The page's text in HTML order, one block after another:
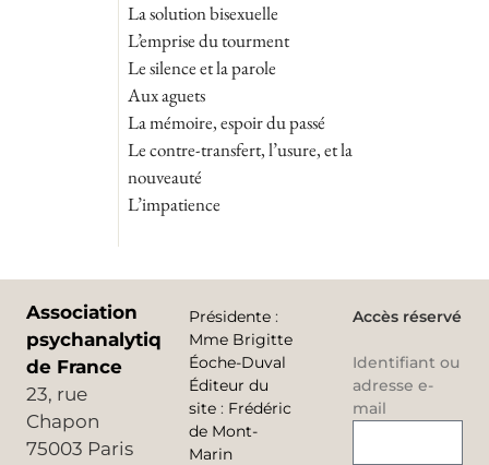
La solution bisexuelle
L’emprise du tourment
Le silence et la parole
Aux aguets
La mémoire, espoir du passé
Le contre-transfert, l’usure, et la
nouveauté
L’impatience
Association
psychanalytique
de France
23, rue
Chapon
75003 Paris
Présidente :
Mme Brigitte
Éoche-Duval
Éditeur du
site : Frédéric
de Mont-
Marin
Accès réservé
Identifiant ou
adresse e-
mail